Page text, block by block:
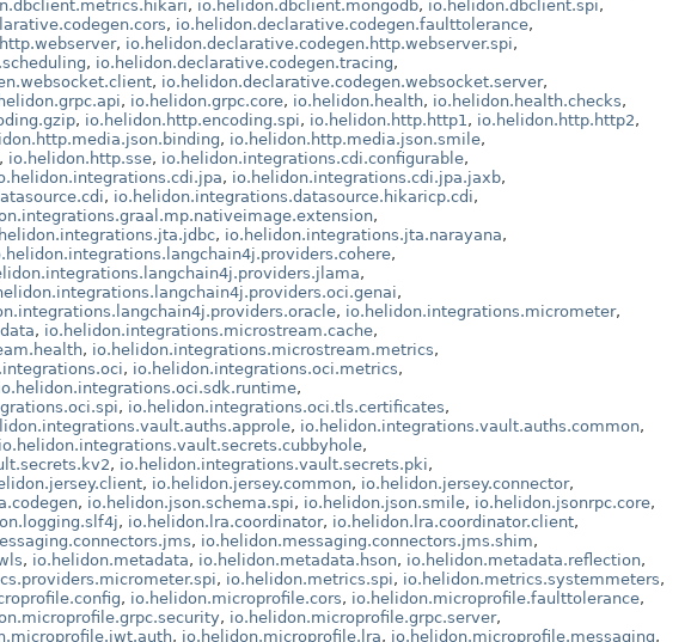
, io.helidon.dbclient.mongodb, io.helidon.dbclient.spi,
, io.helidon.declarative.codegen.faulttolerance,
, io.helidon.declarative.codegen.http.webserver.spi,
, io.helidon.declarative.codegen.tracing,
, io.helidon.declarative.codegen.websocket.server,
, io.helidon.grpc.core, io.helidon.health, io.helidon.health.checks,
, io.helidon.http.encoding.spi, io.helidon.http.http1 , io.helidon.http.http2,
, io.helidon.http.media.json.smile,
, io.helidon.http.sse, io.helidon.integrations.cdi.configurable,
, io.helidon.integrations.cdi.jpa.jaxb,
, io.helidon.integrations.datasource.hikaricp.cdi,
,
, io.helidon.integrations.jta.narayana,
,
,
,
, io.helidon.integrations.micrometer,
, io.helidon.integrations.microstream.cache,
, io.helidon.integrations.microstream.metrics,
, io.helidon.integrations.oci.metrics,
,
, io.helidon.integrations.oci.tls.certificates,
, io.helidon.integrations.vault.auths.common,
io.helidon.integrations.vault.secrets.cubbyhole,
, io.helidon.integrations.vault.secrets.pki,
, io.helidon.jersey.common, io.helidon.jersey.connector,
, io.helidon.json.schema.spi, io.helidon.json.smile, io.helidon.jsonrpc.core,
, io.helidon.lra.coordinator, io.helidon.lra.coordinator.client,
, io.helidon.messaging.connectors.jms.shim,
, io.helidon.metadata, io.helidon.metadata.hson, io.helidon.metadata.reflection,
, io.helidon.metrics.spi, io.helidon.metrics.systemmeters,
, io.helidon.microprofile.cors, io.helidon.microprofile.faulttolerance,
, io.helidon.microprofile.grpc.server,
, io.helidon.microprofile.lra, io.helidon.microprofile.messaging,